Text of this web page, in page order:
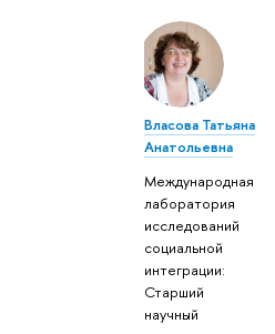
Власова Татьяна
Анатольевна
Международная
лаборатория
исследований
социальной
интеграции:
Старший
научный